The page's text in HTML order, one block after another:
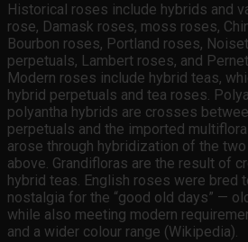
Historical roses include hybrids and
rose, Damask roses, moss roses,
Bourbon roses, Portland roses,
perpetuals, Lambert roses, and
Modern roses include hybrid teas,
hybrid perpetuals and tea roses.
polyantha hybrids are crosses
perpetuals and the imported
arose through hybridization of the
above. Grandifloras are the result of
hybrid teas. English roses were bred
nostalgia for the “good old days” —
while also meeting modern
and a wider colour range (Wikipedia).